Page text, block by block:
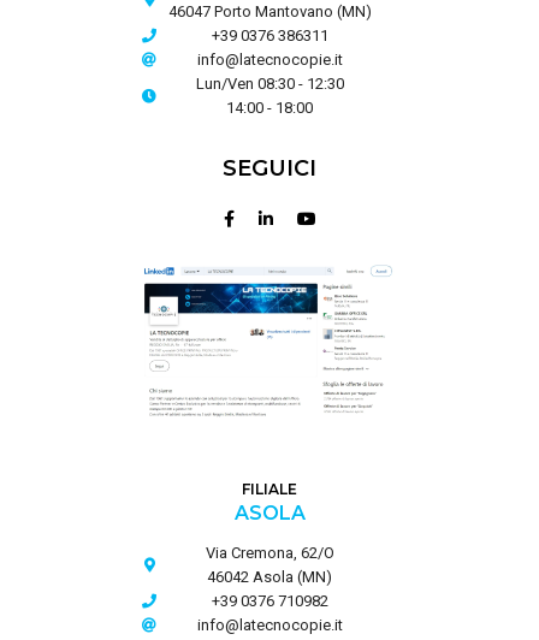
46047 Porto Mantovano (MN)
+39 0376 386311
info@latecnocopie.it
Lun/Ven 08:30 - 12:30
14:00 - 18:00
SEGUICI
FILIALE
ASOLA
Via Cremona, 62/O
46042 Asola (MN)
+39 0376 710982
info@latecnocopie.it